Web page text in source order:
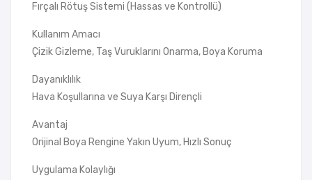
Fırçalı Rötuş Sistemi (Hassas ve Kontrollü)
Kullanım Amacı
Çizik Gizleme, Taş Vuruklarını Onarma, Boya Koruma
Dayanıklılık
Hava Koşullarına ve Suya Karşı Dirençli
Avantaj
Orijinal Boya Rengine Yakın Uyum, Hızlı Sonuç
Uygulama Kolaylığı